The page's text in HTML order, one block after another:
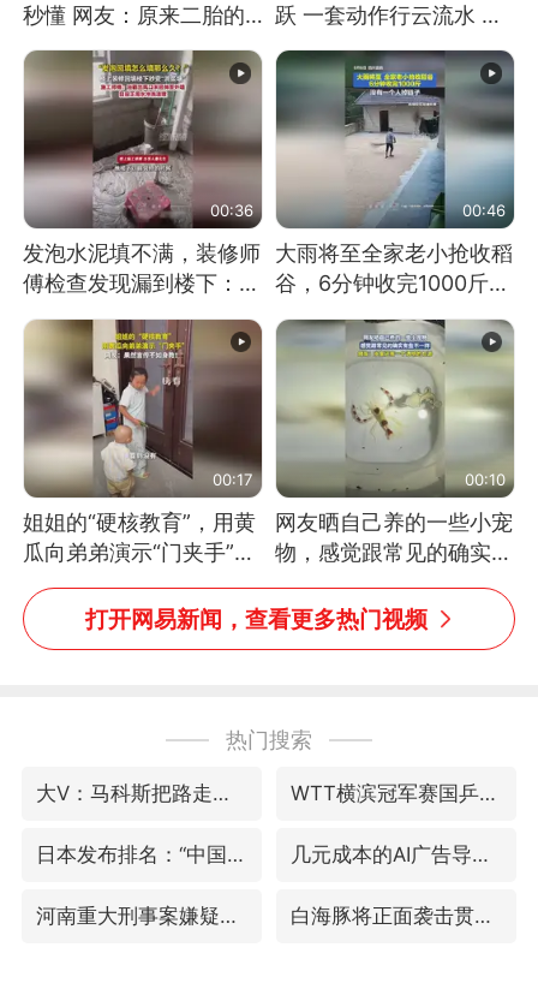
秒懂 网友：原来二胎的
快乐长这样
跃 一套动作行云流水 节
奏感拉满 网友：怎么做
到又舞又武的？
00:36
发泡水泥填不满，装修师
傅检查发现漏到楼下：出
风口未延伸到外墙
00:46
大雨将至全家老小抢收稻
谷，6分钟收完1000斤，
没有一个人掉链子
00:17
姐姐的“硬核教育”，用黄
瓜向弟弟演示“门夹手”，
网友：果然言传不如身
教！
00:10
网友晒自己养的一些小宠
物，感觉跟常见的确实有
些不一样
打开网易新闻，查看更多热门视频
热门搜索
大V：马科斯把路走绝了 WTT横滨冠军赛国乒女单三将晋级四强
日本发布排名：“中国第一，美日德韩英法居后” 几元成本的AI广告导致千万市值蒸发
河南重大刑事案嫌疑人落网 白海豚将正面袭击贯穿浙江